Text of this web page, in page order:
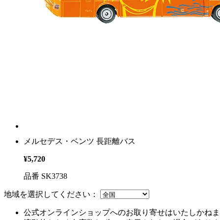
メルセデス・ベンツ 長距離バス
¥5,720
品番 SK3738
地域を選択してください：
公式オンラインショップへのお取り寄せはいたしかね